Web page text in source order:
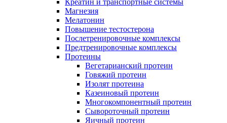
Креатин и транспортные системы
Магнезия
Мелатонин
Повышение тестостерона
Послетренировочные комплексы
Предтренировочные комплексы
Протеины
Вегетарианский протеин
Говяжий протеин
Изолят протеина
Казеиновый протеин
Многокомпонентный протеин
Сывороточный протеин
Яичный протеин